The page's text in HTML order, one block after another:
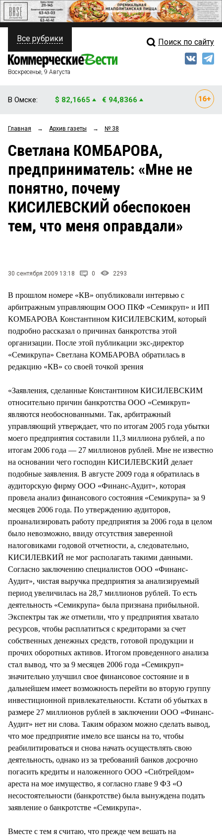
ПОЛИТИКА
ФИНАНСЫ
ОБЩЕСТВО
ЗАКОН
НОВОСТИ КОМПАНИЙ
ПРОИСШЕСТВИЯ
СТИЛЬ ЖИЗНИ
Свежий выпуск
Рейтинги
Блоги
Все рубрики Поиск по сайту
Воскресенье, 9 Августа
В Омске: $ 82,1665 € 94,8366
Главная → Архив газеты → № 38
Светлана КОМБАРОВА,
предприниматель: «Мне не
понятно, почему
КИСИЛЕВСКИЙ обеспокоен
тем, что меня оправдали»
30 сентября 2009 13:18 0 2293
В прошлом номере «КВ» опубликовали интервью с
арбитражным управляющим ООО ПКФ «Семикруп» и ИП
КОМБАРОВА Константином КИСИЛЕВСКИМ, который
подробно рассказал о причинах банкротства этой
организации. После этой публикации экс-директор
«Семикрупа» Светлана КОМБАРОВА обратилась в
редакцию «КВ» со своей точкой зрения
«Заявления, сделанные Константином КИСИЛЕВСКИМ
относительно причин банкротства ООО «Семикруп»
являются необоснованными. Так, арбитражный
управляющий утверждает, что по итогам 2005 года убытки
моего предприятия составили 11,3 миллиона рублей, а по
итогам 2006 года — 27 миллионов рублей. Мне не известно
на основании чего господин КИСИЛЕВСКИЙ делает
подобные заявления. В августе 2009 года я обратилась в
аудиторскую фирму ООО «Финанс-Аудит», которая
провела анализ финансового состояния «Семикрупа» за 9
месяцев 2006 года. По утверждению аудиторов,
проанализировать работу предприятия за 2006 года в целом
было невозможно, ввиду отсутствия заверенной
налоговиками годовой отчетности, а, следовательно,
КИСИЛЕВКИЙ не мог располагать такими данными.
Согласно заключению специалистов ООО «Финанс-
Аудит», чистая выручка предприятия за анализируемый
период увеличилась на 28,7 миллионов рублей. То есть
деятельность «Семикрупа» была признана прибыльной.
Экспектры так же отметили, что у предприятия хватало
ресурсов, чтобы расплатиться с кредиторами за счет
собственных денежных средств, готовой продукции и
прочих оборотных активов. Итогом проведенного анализа
стал вывод, что за 9 месяцев 2006 года «Семикруп»
значительно улучшил свое финансовое состояние и в
дальнейшем имеет возможность перейти во вторую группу
инвестиционной привлекательности. Кстати об убытках в
размере 27 миллионов рублей в заключении ООО «Финанс-
Аудит» нет ни слова. Таким образом можно сделать вывод,
что мое предприятие имело все шансы на то, чтобы
реабилитироваться и снова начать осуществлять свою
деятельность, однако из за требований банков досрочно
погасить кредиты и наложенного ООО «Сибтрейдом»
ареста на мое имущество, я согласно главе 9 ФЗ «О
несостоятельности (банкротстве) была вынуждена подать
заявление о банкротстве «Семикрупа».
Вместе с тем я считаю, что прежде чем вешать на